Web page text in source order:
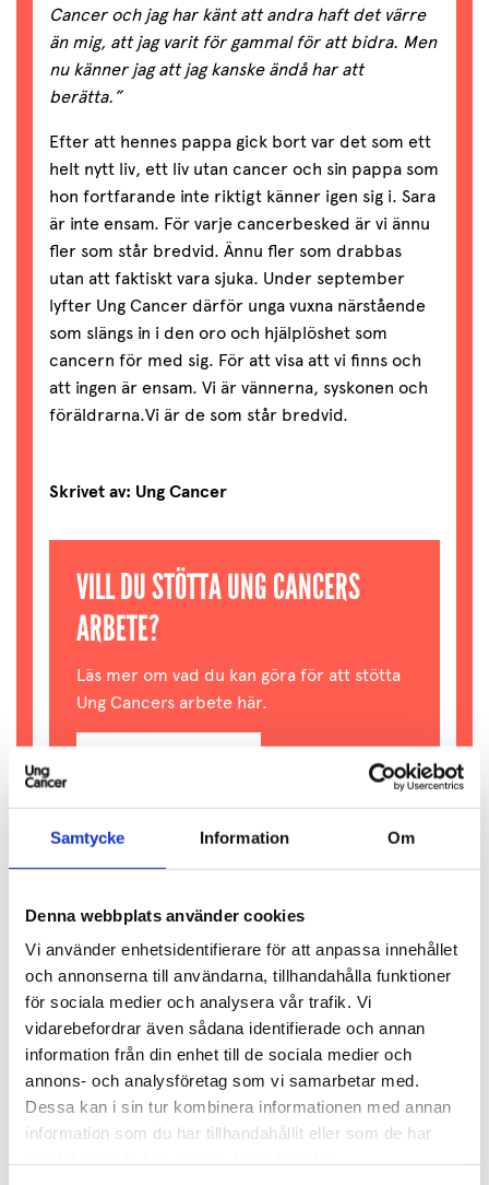
Samtycke Information Om
Denna webbplats använder cookies
Vi använder enhetsidentifierare för att anpassa innehållet
och annonserna till användarna, tillhandahålla funktioner
för sociala medier och analysera vår trafik. Vi
vidarebefordrar även sådana identifierade och annan
information från din enhet till de sociala medier och
annons- och analysföretag som vi samarbetar med.
Dessa kan i sin tur kombinera informationen med annan
information som du har tillhandahållit eller som de har
AKTUELLT
Cancer och jag har känt att andra haft det värre
än mig, att jag varit för gammal för att bidra. Men
nu känner jag att jag kanske ändå har att
berätta.”
Efter att hennes pappa gick bort var det som ett
helt nytt liv, ett liv utan cancer och sin pappa som
hon fortfarande inte riktigt känner igen sig i. Sara
är inte ensam. För varje cancerbesked är vi ännu
fler som står bredvid. Ännu fler som drabbas
utan att faktiskt vara sjuka. Under september
lyfter Ung Cancer därför unga vuxna närstående
som slängs in i den oro och hjälplöshet som
cancern för med sig. För att visa att vi finns och
att ingen är ensam. Vi är vännerna, syskonen och
föräldrarna.Vi är de som står bredvid.
Skrivet av: Ung Cancer
VILL DU STÖTTA UNG CANCERS
ARBETE?
Läs mer om vad du kan göra för att stötta
Ung Cancers arbete här.
DELA INLÄGG: